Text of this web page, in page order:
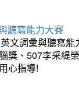
聽寫能力大賽
文詞彙與聽寫
獎、507李采緹
心指導!